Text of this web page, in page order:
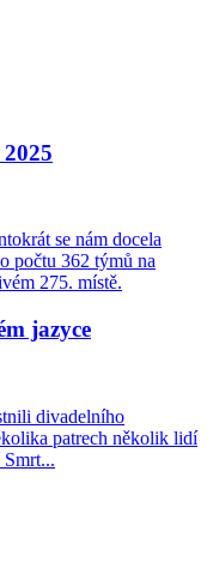
se nám docela
počtu 362 týmů na
275. místě.
jazyce
divadelního
patrech několik lidí
Smrt...